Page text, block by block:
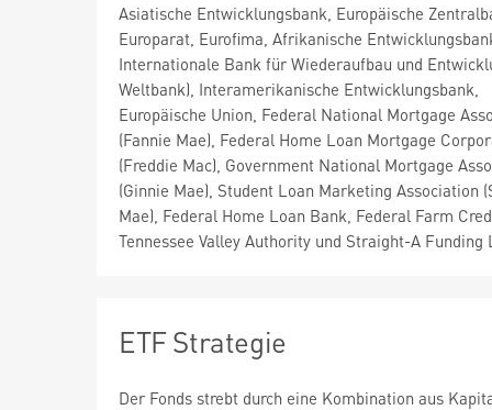
Asiatische Entwicklungsbank, Europäische
Europarat, Eurofima, Afrikanische
Internationale Bank für Wiederaufbau und
Weltbank), Interamerikanische Entwicklungsbank,
Europäische Union, Federal National Mortgage
(Fannie Mae), Federal Home Loan Mortgage
(Freddie Mac), Government National Mortgage
(Ginnie Mae), Student Loan Marketing Association
Mae), Federal Home Loan Bank, Federal Farm
Tennessee Valley Authority und Straight-A Funding
ETF Strategie
Der Fonds strebt durch eine Kombination aus